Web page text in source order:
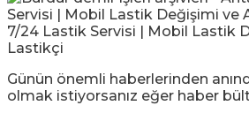
Günün önemli haberlerinden
olmak istiyorsanız eğer haber